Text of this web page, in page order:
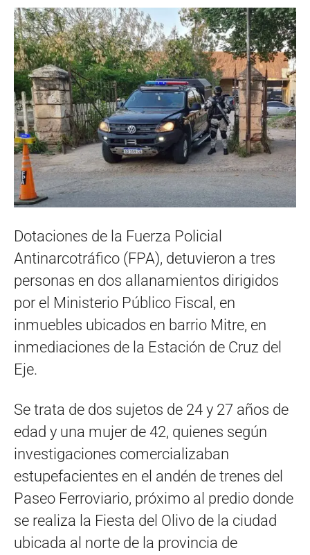
Dotaciones de la Fuerza Policial
Antinarcotráfico (FPA), detuvieron a tres
personas en dos allanamientos dirigidos
por el Ministerio Público Fiscal, en
inmuebles ubicados en barrio Mitre, en
inmediaciones de la Estación de Cruz del
Eje.
Se trata de dos sujetos de 24 y 27 años de
edad y una mujer de 42, quienes según
investigaciones comercializaban
estupefacientes en el andén de trenes del
Paseo Ferroviario, próximo al predio donde
se realiza la Fiesta del Olivo de la ciudad
ubicada al norte de la provincia de